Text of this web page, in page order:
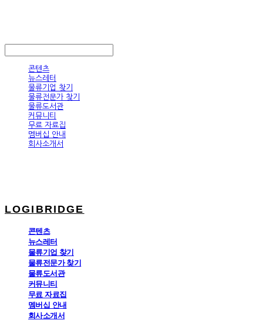
콘텐츠
뉴스레터
물류기업 찾기
물류전문가 찾기
물류도서관
커뮤니티
무료 자료집
멤버십 안내
회사소개서
LOGIBRIDGE
콘텐츠
뉴스레터
물류기업 찾기
물류전문가 찾기
물류도서관
커뮤니티
무료 자료집
멤버십 안내
회사소개서